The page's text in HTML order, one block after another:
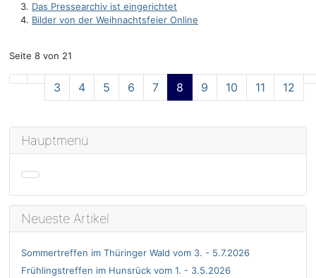
Hauptmenü
Neueste Artikel
Sommertreffen im Thüringer Wald vom 3. - 5.7.2026
Frühlingstreffen im Hunsrück vom 1. - 3.5.2026
Das Pressearchiv ist eingerichtet
Bilder von der Weihnachtsfeier Online
Seite 8 von 21
3 4 5 6 7 8 9 10 11 12